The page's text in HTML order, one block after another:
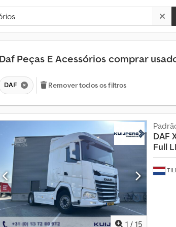
Daf Peças E Acessórios comprar
DAF Remover todos os filtros
1 / 15
DAF
Full